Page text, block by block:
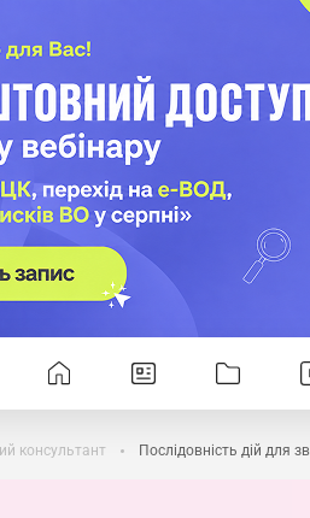
консультант Послідовність дій для